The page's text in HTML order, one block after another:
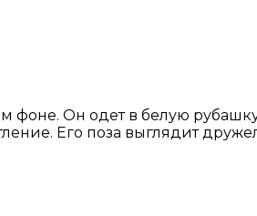
фоне. Он одет в белую
Его поза выглядит